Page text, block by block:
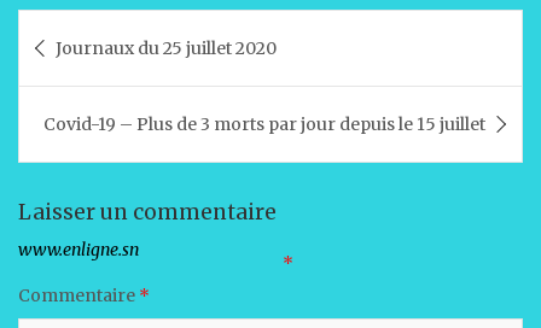
at
s
A
p
c
e
b
o
k
k
e
dI
n
ai
l
ta
er
de Journaux du 25 juillet 2020
Covid-19 – Plus de 3 morts par jour depuis le 15 juillet
Laisser un commentaire
Votre adresse e-mail ne sera pas publiée.
Les champs obligatoires sont indiqués avec *
Commentaire *